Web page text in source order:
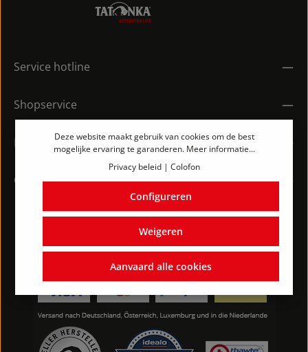
Service hotline
Shopservice
Informatie
Contact
Deze website maakt gebruik van cookies om de best
mogelijke ervaring te garanderen. Meer informatie...
Privacy beleid| Colofon
Weigeren
Configureren
Aanvaard alle cookies